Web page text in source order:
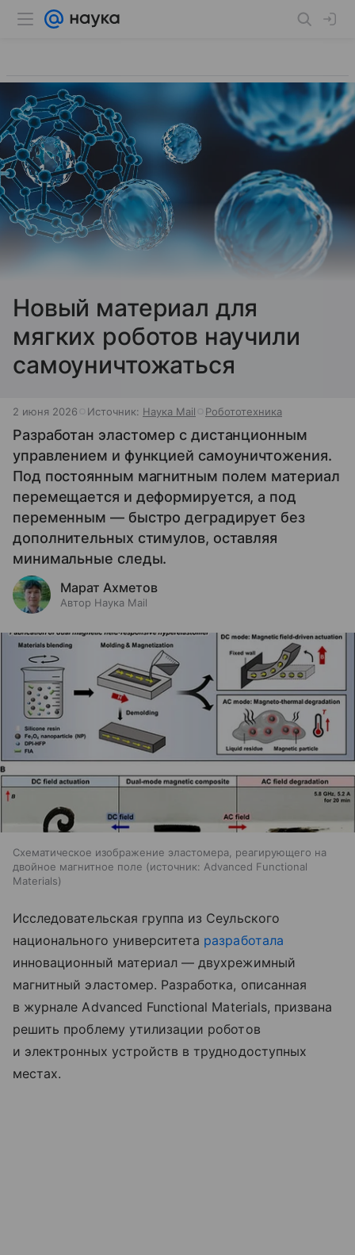
Новый материал для
мягких роботов научили
самоуничтожаться
2 июня 2026 Источник: Наука Mail Робототехника
Разработан эластомер с дистанционным
управлением и функцией самоуничтожения.
Под постоянным магнитным полем материал
перемещается и деформируется, а под
переменным — быстро деградирует без
дополнительных стимулов, оставляя
минимальные следы.
Марат Ахметов
Автор Наука Mail
Схематическое изображение эластомера, реагирующего на
двойное магнитное поле
источник: Advanced Functional
Materials
Исследовательская группа из Сеульского
национального университета разработала
инновационный материал — двухрежимный
магнитный эластомер. Разработка, описанная
в журнале Advanced Functional Materials, призвана
решить проблему утилизации роботов
и электронных устройств в труднодоступных
местах.